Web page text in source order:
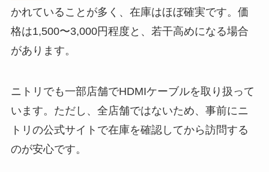
かれていることが多く、在庫はほぼ確実です。価
格は1,500〜3,000円程度と、若干高めになる場合
があります。
ニトリでも一部店舗でHDMIケーブルを取り扱って
います。ただし、全店舗ではないため、事前にニ
トリの公式サイトで在庫を確認してから訪問する
のが安心です。